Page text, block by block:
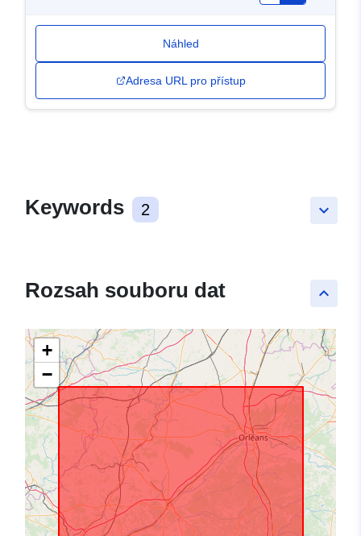
Náhled
Adresa URL pro přístup
keyboard_arrow_down
Keywords 2
keyboard_arrow_up
Rozsah souboru dat
+
−